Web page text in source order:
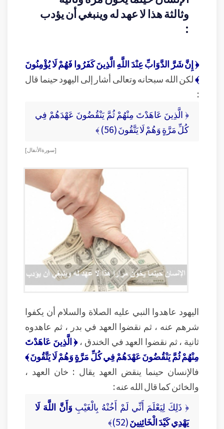
وثالثة هذا لا عهد له وينبغي أن يؤدب
:
﴿ إِنَّ شَرَّ الدَّوَابِّ عِنْدَ اللَّهِ الَّذِينَ كَفَرُوا فَهُمْ لَا يُؤْمِنُونَ
﴾لكن الله سبحانه وتعالى أشار إلى اليهود حينما قال
:
﴿ الَّذِينَ عَاهَدْتَ مِنْهُمْ ثُمَّ يَنْقُضُونَ عَهْدَهُمْ فِي
كُلِّ مَرَّةٍ وَهُمْ لَا يَتَّقُونَ (56) ﴾
[ سورة الأنفال ]
اليهود عاهدوا النبي عليه الصلاة والسلام أن يكفوا
شرهم عنه ، ثم نقضوا العهد في بدر ، ثم عاهدوه
ثانية ، ثم نقضوا العهد في الخندق ،﴿ الَّذِينَ عَاهَدْتَ
مِنْهُمْ ثُمَّ يَنْقُضُونَ عَهْدَهُمْ فِي كُلِّ مَرَّةٍ وَهُمْ لَا يَتَّقُونَ ﴾
فالإنسان حينما ينقض العهد يقال : خان العهد ،
والخائن كما قال الله عنه :
﴿ ذَلِكَ لِيَعْلَمَ أَنِّي لَمْ أَخُنْهُ بِالْغَيْبِ وَأَنَّ اللَّهَ لَا
يَهْدِي كَيْدَ الْخَائِنِينَ(52)﴾